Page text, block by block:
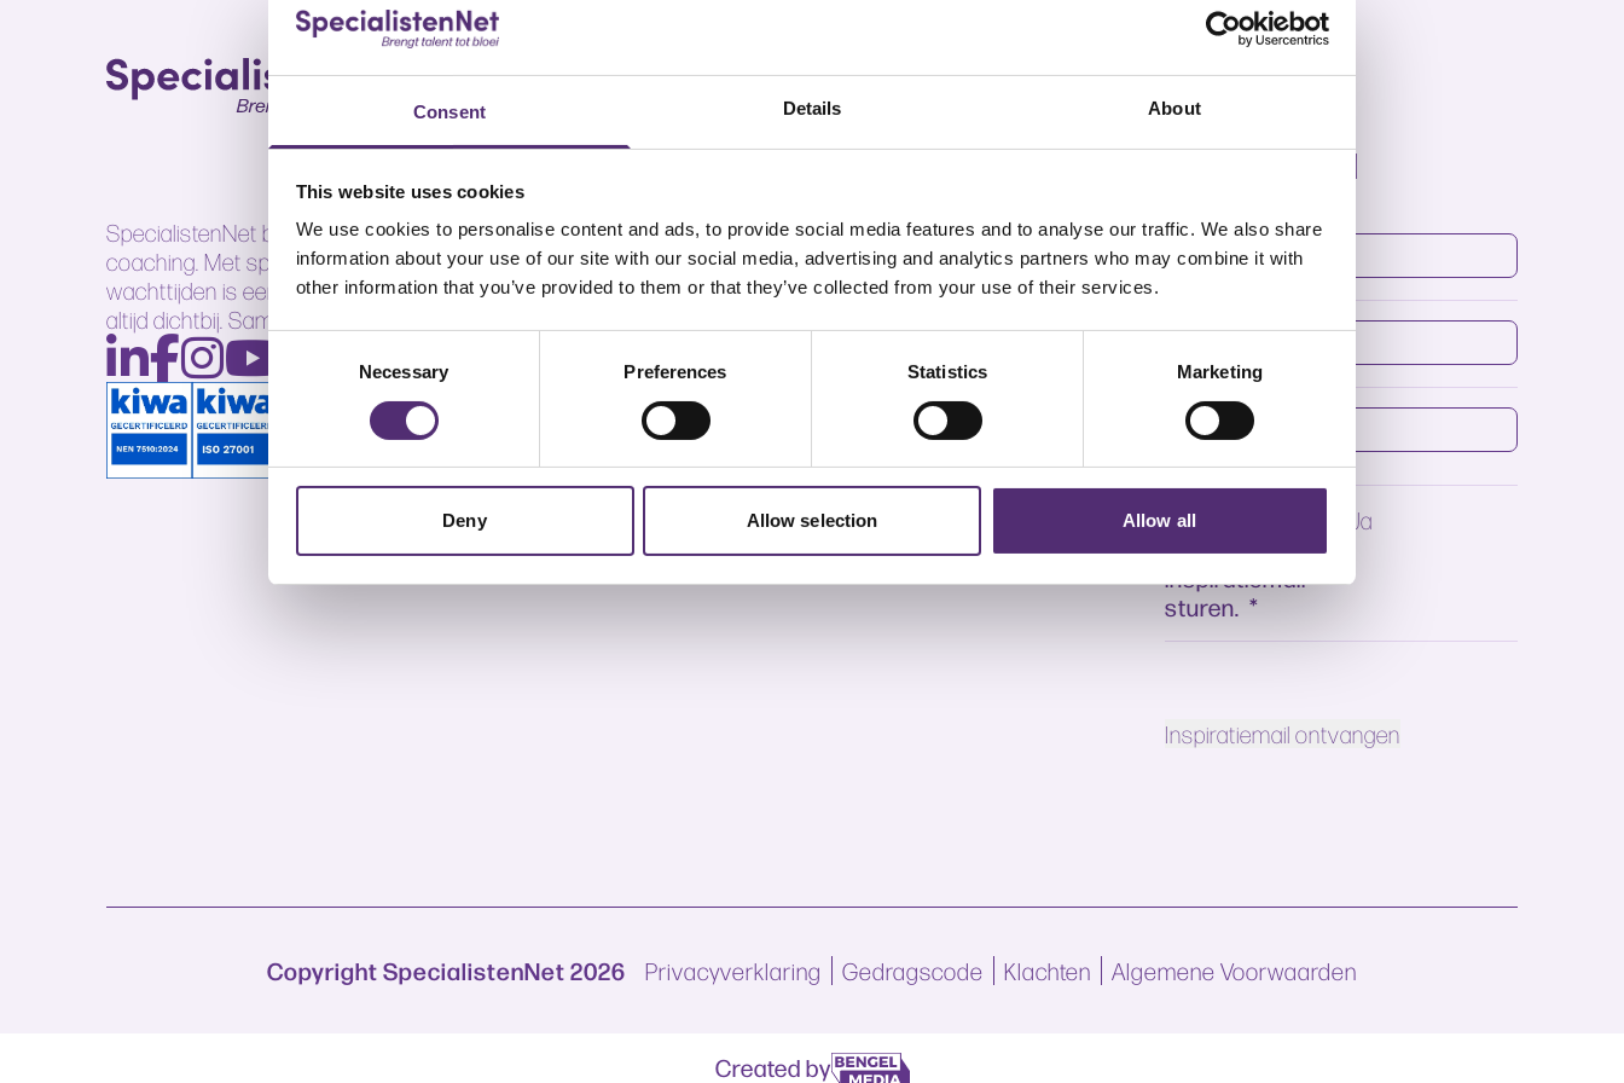
Consent Details About
This website uses cookies
We use cookies to personalise content and ads, to provide social media features and to analyse our traffic. We also share
information about your use of our site with our social media, advertising and analytics partners who may combine it with
other information that you’ve provided to them or that they’ve collected from your use of their services.
Consent
Selection
Necessary Preferences Statistics Marketing
Deny Allow selection Allow all
SpecialistenNet biedt voor elk doel psychische hulp en
coaching. Met specialisten in heel Nederland en geen
wachttijden is een persoonlijk en efficiënt ontwikkelplan
altijd dichtbij. Samen brengen wij talent tot bloei.
Snel naar
Locaties
Hulp bij
Inspiratiehub
Contact
Smallepad 32
3811 MG Amersfoort
Bekijk op Google Maps
Inspiratie mail
8 + 2 = *
Voornaam*
E-mailadres
SpecialistenNet
mag mij hun
inspiratiemail
sturen. *
Ja
Copyright SpecialistenNet 2026 Privacyverklaring Gedragscode Klachten Algemene Voorwaarden
Created by